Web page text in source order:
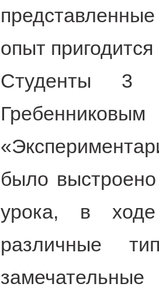
опыт
Студенты 3
было выстроено
урока, в ходе
различные